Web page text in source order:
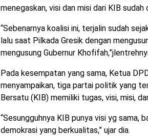
menegaskan, visi dan misi dari KIB
“Sebenarnya koalisi ini, terjalin sudah
lalu saat Pilkada Gresik dengan
mengusung Gubernur
Pada kesempatan yang sama, Ketua
menyampaikan, tiga partai politik yang
Bersatu (KIB) memiliki tugas, visi, misi,
“Sesungguhnya KIB punya visi yg sama,
demokrasi yang berkualitas,” ujar dia.